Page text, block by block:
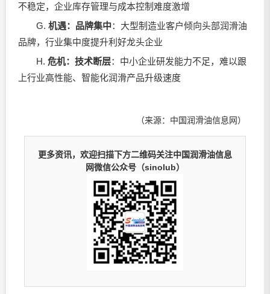
不稳定，企业库存管理与成本控制难度激增
G. 机遇：品牌集中：大型制造业客户倾向头部润滑油
品牌，行业集中度提升利好龙头企业
H. 危机：技术断层：中小企业研发能力不足，难以跟
上行业高性能、智能化润滑产品升级速度
（来源：中国润滑油信息网）
更多资讯，欢迎扫描下方二维码关注中国润滑油信息
网微信公众号（sinolub）